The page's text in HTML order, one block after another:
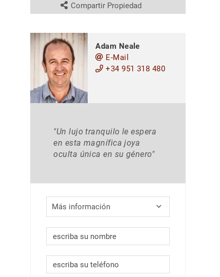
Compartir Propiedad
Adam Neale
E-Mail
+34 951 318 480
"Un lujo tranquilo le espera
en esta magnífica joya
oculta única en su género"
Más información